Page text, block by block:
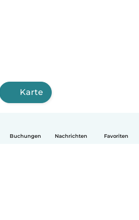
Buchungen Nachrichten Favoriten
Karte